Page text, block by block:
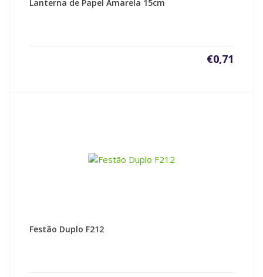
Lanterna de Papel Amarela 15cm
€0,71
Festão Duplo F212